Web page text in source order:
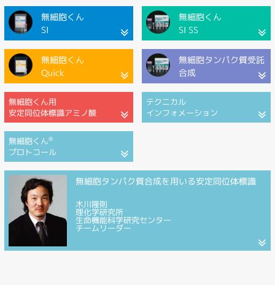
無細胞くん
SI
無細胞くん
SI SS
無細胞くん
Quick
無細胞タンパク質受託
合成
無細胞くん用
安定同位体標識アミノ酸
テクニカル
インフォメーション
無細胞くん®
プロトコール
無細胞タンパク質合成を用いる安定同位体標識
木川隆則
理化学研究所
生命機能科学研究センター
チームリーダー